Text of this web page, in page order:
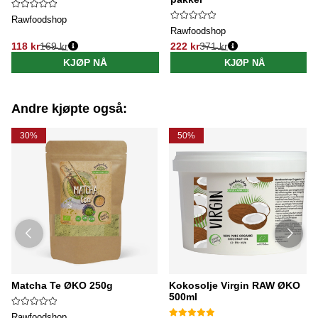
Rawfoodshop
118 kr
Vanlig pris:
169 kr
KJØP NÅ
Rawfoodshop
222 kr
Vanlig pris:
371 kr
KJØP NÅ
Andre kjøpte også:
30%
Matcha Te ØKO 250g
50%
Kokosolje Virgin RAW ØKO
500ml